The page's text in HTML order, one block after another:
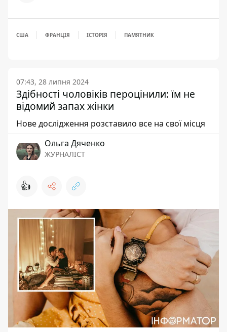
США ФРАНЦІЯ ІСТОРІЯ ПАМЯТНИК
07:43, 28 липня 2024
Здібності чоловіків пероцінили: їм не
відомий запах жінки
Нове дослідження розставило все на свої місця
Ольга Дяченко
ЖУРНАЛІСТ
👍